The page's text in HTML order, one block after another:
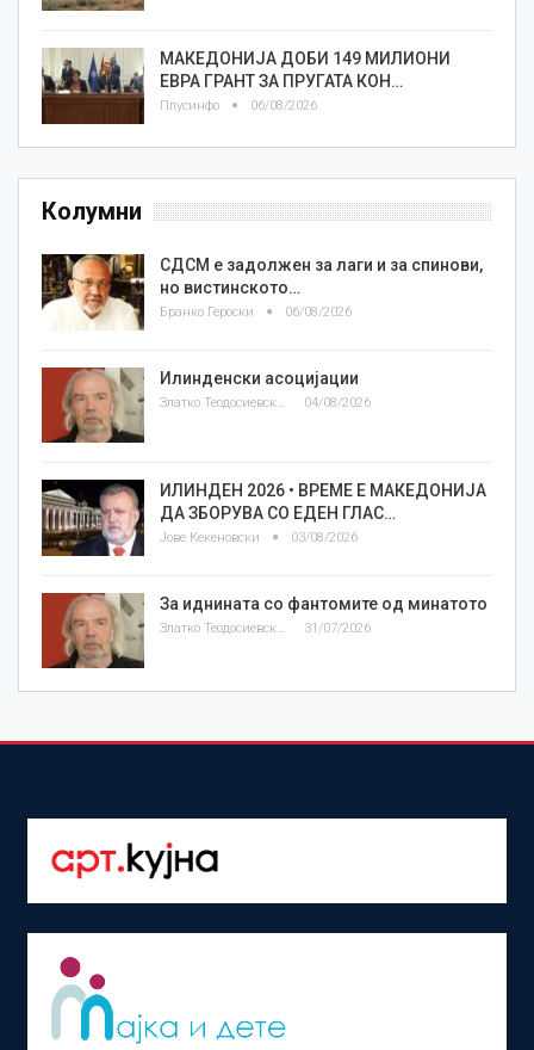
МАКЕДОНИЈА ДОБИ 149 МИЛИОНИ
ЕВРА ГРАНТ ЗА ПРУГАТА КОН…
Плусинфо 06/08/2026
Колумни
СДСМ е задолжен за лаги и за спинови,
но вистинското…
Бранко Героски 06/08/2026
Илинденски асоцијации
04/08/2026
ИЛИНДЕН 2026 • ВРЕМЕ Е МАКЕДОНИЈА
ДА ЗБОРУВА СО ЕДЕН ГЛАС…
Јове Кекеновски 03/08/2026
За иднината со фантомите од минатото
Златко Теодосиевски 31/07/2026